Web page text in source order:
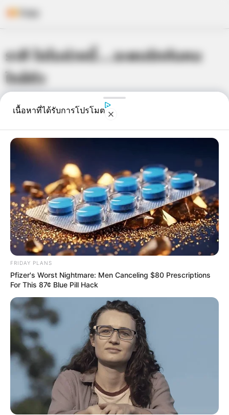
to
content
ราศี ใดในช่วงนี้….จะพบรักกับคน
ใกล้ตัว
เจ้าหมอดู 15 ธ.ค. 2014
แชร์
จะเป็นเพื่อน ผู้ร่วมงาน คนใกล้ชิดสนิทสนม ก็เป็นไปได้ทั้ง
นั้นสำหรับชาว ราศี ที่จะพบรักกับคนใกล้ตัวมาลุ้นกันได้
กับHoroscope.Mthai.comครับ
เนื้อหาที่ได้รับการโปรโมต
FRIDAY PLANS
Pfizer's Worst Nightmare: Men Canceling $80 Prescriptions
For This 87¢ Blue Pill Hack